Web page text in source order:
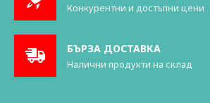
Конкурентни и достъпни цени
БЪРЗА ДОСТАВКА
Налични продукти на склад